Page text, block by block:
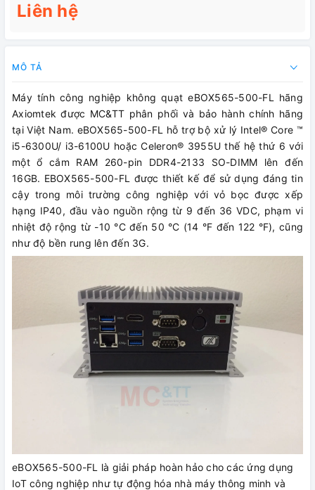
Liên hệ
MÔ TẢ
Máy tính công nghiệp không quạt eBOX565-500-FL hãng
Axiomtek được MC&TT phân phối và bảo hành chính hãng
tại Việt Nam. eBOX565-500-FL hỗ trợ bộ xử lý Intel® Core ™
i5-6300U/ i3-6100U hoặc Celeron® 3955U thế hệ thứ 6 với
một ổ cắm RAM 260-pin DDR4-2133 SO-DIMM lên đến
16GB. EBOX565-500-FL được thiết kế để sử dụng đáng tin
cậy trong môi trường công nghiệp với vỏ bọc được xếp
hạng IP40, đầu vào nguồn rộng từ 9 đến 36 VDC, phạm vi
nhiệt độ rộng từ -10 °C đến 50 °C (14 °F đến 122 °F), cũng
như độ bền rung lên đến 3G.
eBOX565-500-FL là giải pháp hoàn hảo cho các ứng dụng
IoT công nghiệp như tự động hóa nhà máy thông minh và